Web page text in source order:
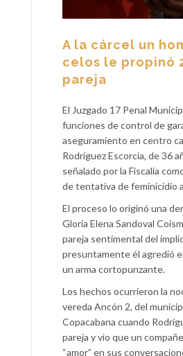
A la cárcel un
celos le propinó
pareja
El Juzgado 17 Penal
funciones de control de
aseguramiento en centro
Rodríguez Escorcia, de 36
señalado por la Fiscalía
de tentativa de feminicidio
El proceso lo originó una
Gloria Elena Sandoval
pareja sentimental del
presuntamente él agredió
un arma cortopunzante.
Los hechos ocurrieron la
vereda Ancón 2, del
Copacabana cuando
pareja y vio que un
“amor” en sus